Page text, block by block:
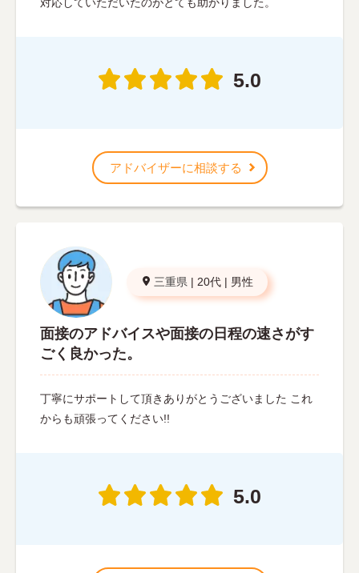
5.0
アドバイザーに相談する
三重県 | 20代 | 男性
面接のアドバイスや面接の日程の速さがす
ごく良かった。
丁寧にサポートして頂きありがとうございました これ
からも頑張ってください!!
5.0